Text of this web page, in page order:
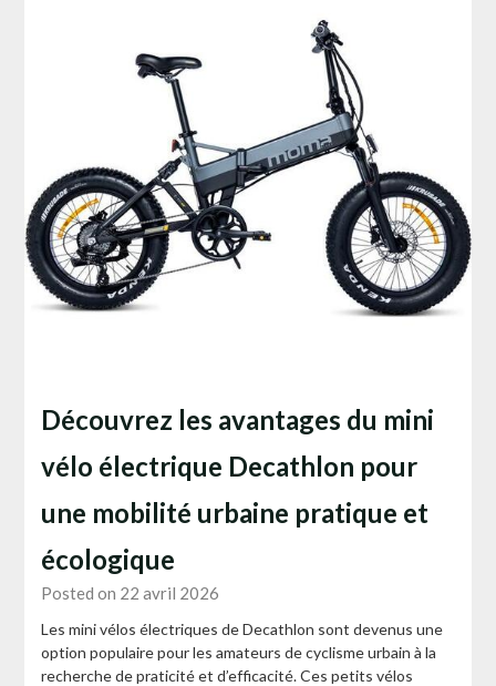
Découvrez les avantages du mini
vélo électrique Decathlon pour
une mobilité urbaine pratique et
écologique
Posted on 22 avril 2026
Les mini vélos électriques de Decathlon sont devenus une
option populaire pour les amateurs de cyclisme urbain à la
recherche de praticité et d’efficacité. Ces petits vélos